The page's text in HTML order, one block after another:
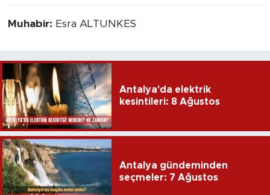
Muhabir: Esra ALTUNKES
Antalya'da elektrik
kesintileri: 8 Ağustos
Antalya gündeminden
seçmeler: 7 Ağustos